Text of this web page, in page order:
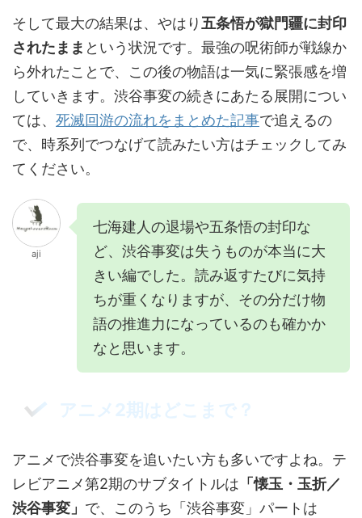
そして最大の結果は、やはり 五条悟が獄門疆に封印
されたまま という状況です。最強の呪術師が戦線か
ら外れたことで、この後の物語は一気に緊張感を増
していきます。渋谷事変の続きにあたる展開につい
ては、 死滅回游の流れをまとめた記事で追えるの
で、時系列でつなげて読みたい方はチェックしてみ
てください。
aji
七海建人の退場や五条悟の封印な
ど、渋谷事変は失うものが本当に大
きい編でした。読み返すたびに気持
ちが重くなりますが、その分だけ物
語の推進力になっているのも確かか
なと思います。
アニメ2期はどこまで？
アニメで渋谷事変を追いたい方も多いですよね。テ
レビアニメ第2期のサブタイトルは 「懐玉・玉折／
渋谷事変」 で、このうち「渋谷事変」パートは